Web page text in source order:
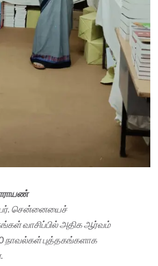
சென்னையைச்
வாசிப்பில் அதிக ஆர்வம்
நாவல்கள் புத்தகங்களாக